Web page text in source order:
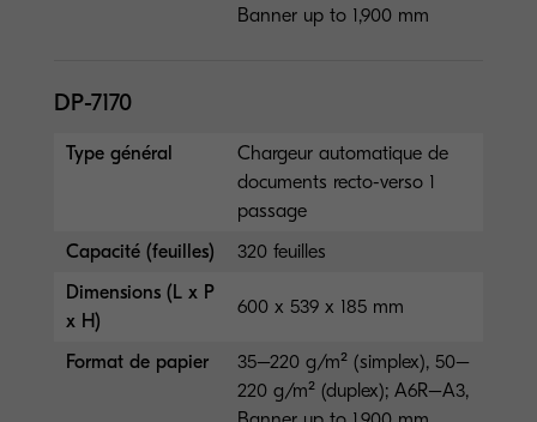
Banner up to 1,900 mm
DP-7170
Type général
Chargeur automatique de
documents recto-verso 1
passage
Capacité (feuilles)
320 feuilles
Dimensions (L x P
x H)
600 x 539 x 185 mm
Format de papier
35–220 g/m² (simplex), 50–
220 g/m² (duplex); A6R–A3,